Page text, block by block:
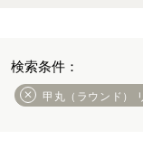
甲丸（ラウンド）